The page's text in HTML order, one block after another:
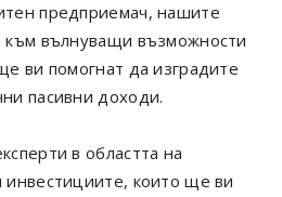
предприемач, нашите
към вълнуващи възможности
ви помогнат да изградите
пасивни доходи.
в областта на
инвестициите, които ще ви